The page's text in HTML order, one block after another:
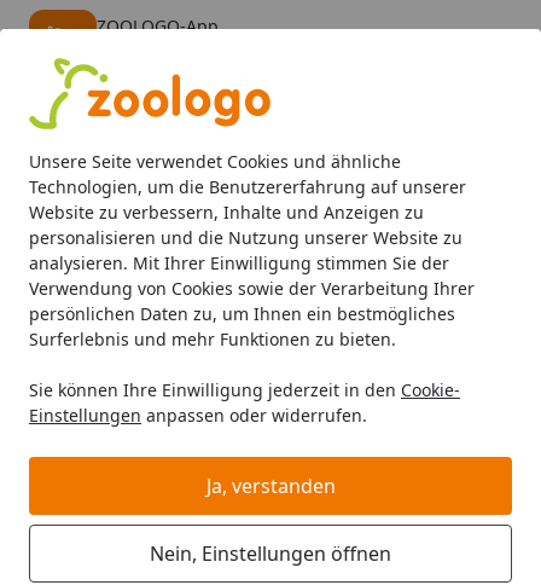
Unsere Seite verwendet Cookies und ähnliche
Technologien, um die Benutzererfahrung auf unserer
Website zu verbessern, Inhalte und Anzeigen zu
personalisieren und die Nutzung unserer Website zu
analysieren. Mit Ihrer Einwilligung stimmen Sie der
Verwendung von Cookies sowie der Verarbeitung Ihrer
persönlichen Daten zu, um Ihnen ein bestmögliches
Surferlebnis und mehr Funktionen zu bieten.
Sie können Ihre Einwilligung jederzeit in den Cookie-
Einstellungen anpassen oder widerrufen.
Ja, verstanden
Nein, Einstellungen öffnen
ZOOLOGO-App
Alle Produkte
Mein Konto
Suchen
Beleuchtung
Aquaristik Beleuchtung